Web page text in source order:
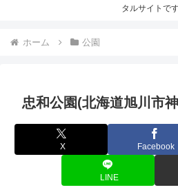
タルサイトです
ホーム 公園
忠和公園(北海道旭川市
X Facebook
LINE